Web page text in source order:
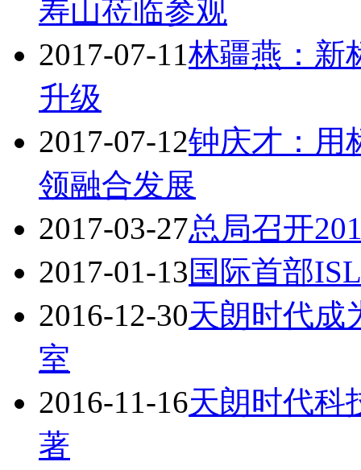
寿山莅临参观
2017-07-11林疆燕：新
升级
2017-07-12钟庆才：用
领融合发展
2017-03-27总局召开
2017-01-13国际首部
2016-12-30天朗时代成
室
2016-11-16天朗时代科
著